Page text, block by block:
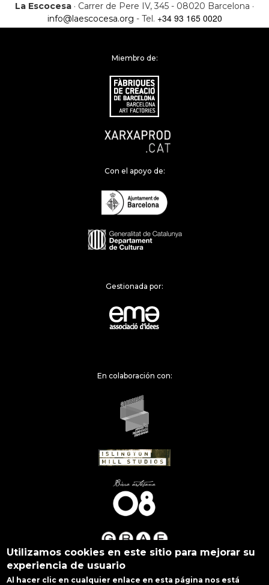
La Escocesa · Carrer de Pere IV, 345 - 08020 Barcelona ·
info@laescocesa.org - Tel. +34 93 165 0020
Miembro de:
Con el apoyo de:
Gestionada por:
En colaboración con:
Utilizamos cookies en este sitio para mejorar su
experiencia de usuario
Al hacer clic en cualquier enlace en esta página nos está